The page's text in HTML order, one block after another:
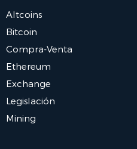
Altcoins
Bitcoin
Compra-Venta
Ethereum
Exchange
Legislación
Mining